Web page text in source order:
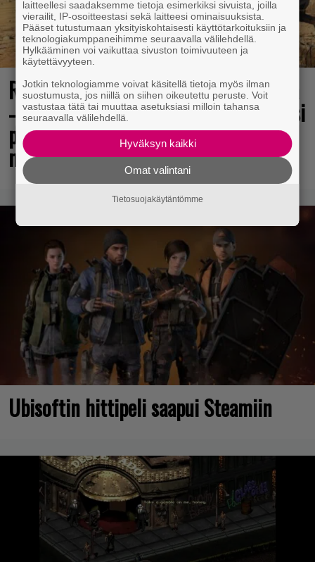
Rakastettu pelisarja täyttää 25 vuotta
– vuonna 2012 julkaistu osa ilmaiseksi
pc:lle, muita osia voi testailla
maksutta
Ubisoftin hittipeli saapui Steamiin
laitteellesi saadaksemme tietoja esimerkiksi sivuista, joilla
vierailit, IP-osoitteestasi sekä laitteesi ominaisuuksista.
Pääset tutustumaan yksityiskohtaisesti käyttötarkoituksiin ja
teknologiakumppaneihimme seuraavalla välilehdellä.
Hylkääminen voi vaikuttaa sivuston toimivuuteen ja
käytettävyyteen.
Jotkin teknologiamme voivat käsitellä tietoja myös ilman
suostumusta, jos niillä on siihen oikeutettu peruste. Voit
vastustaa tätä tai muuttaa asetuksiasi milloin tahansa
seuraavalla välilehdellä.
Hyväksyn kaikki
Omat valintani
Tietosuojakäytäntömme